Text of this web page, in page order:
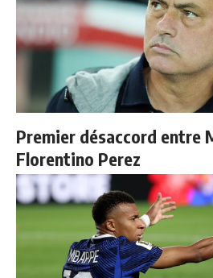
Premier désaccord entre
Florentino Perez